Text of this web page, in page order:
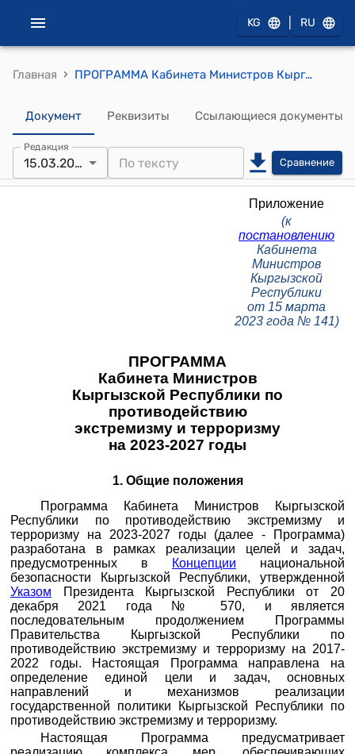
KG RU
Главная › ПРОГРАММА Кабинета Министров Кыргызской Республики по противодействию экстремизму и терроризму на 2023-2027 годы (к постановлению Кабинета Министров КР от 15 марта 2023 года № 141)
Документ Реквизиты Ссылающиеся документы
Редакция
15.03.2023 Сравнение